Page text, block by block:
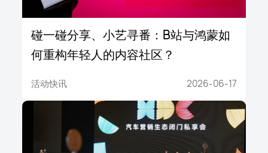
碰一碰分享、小艺寻番：B站与鸿蒙如
何重构年轻人的内容社区？
活动快讯 2026-06-17